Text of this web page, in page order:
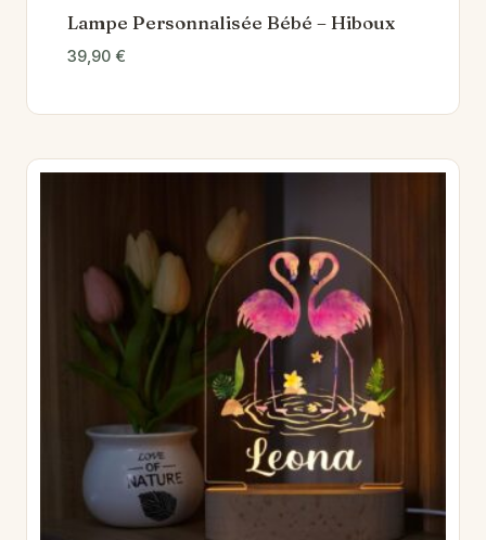
Lampe Personnalisée Bébé – Hiboux
39,90 €